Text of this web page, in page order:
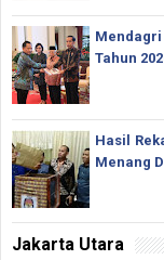
Tahun
Hasil
Menang
Jakarta Utara